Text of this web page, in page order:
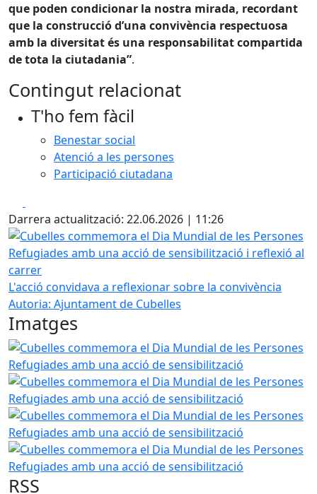
que poden condicionar la nostra mirada, recordant
que la construcció d’una convivència respectuosa
amb la diversitat és una responsabilitat compartida
de tota la ciutadania”.
Contingut relacionat
T'ho fem fàcil
Benestar social
Atenció a les persones
Participació ciutadana
Darrera actualització: 22.06.2026 | 11:26
Cubelles commemora el Dia Mundial de les Persones
L'acció convidava a reflexionar sobre la convivència
Autoria: Ajuntament de Cubelles
Imatges
Cubelles commemora el Dia Mundial de les Persones
Cubelles commemora el Dia Mundial de les Persones
Cubelles commemora el Dia Mundial de les Persones
Cubelles commemora el Dia Mundial de les Persones
RSS